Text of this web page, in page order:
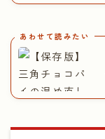
あわせて読みたい